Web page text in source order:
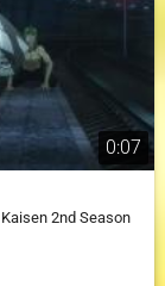
0:07
2nd Season